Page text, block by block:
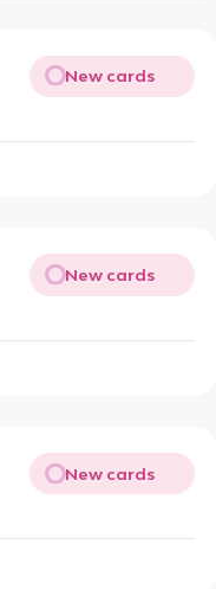
New cards
New cards
New cards